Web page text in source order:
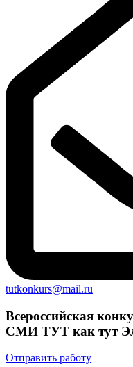
tutkonkurs@mail.ru
Всероссийская
СМИ ТУТ как тут
Отправить работу